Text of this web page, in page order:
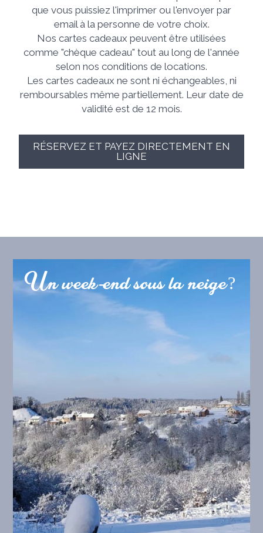
que vous puissiez l'imprimer ou l'envoyer par
email à la personne de votre choix.
Nos cartes cadeaux peuvent être utilisées
comme "chèque cadeau" tout au long de l'année
selon nos conditions de locations.
Les cartes cadeaux ne sont ni échangeables, ni
remboursables même partiellement. Leur date de
validité est de 12 mois.
RÉSERVEZ ET PAYEZ DIRECTEMENT EN
LIGNE
Un week-end sous la neige?